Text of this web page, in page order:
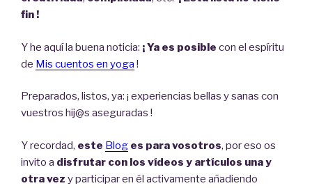
fin !
Y he aquí la buena noticia: ¡ Ya es posible con el espíritu
de Mis cuentos en yoga !
Preparados, listos, ya: ¡ experiencias bellas y sanas con
vuestros hij@s aseguradas !
Y recordad, este Blog es para vosotros, por eso os
invito a disfrutar con los vídeos y artículos una y
otra vez y participar en él activamente añadiendo